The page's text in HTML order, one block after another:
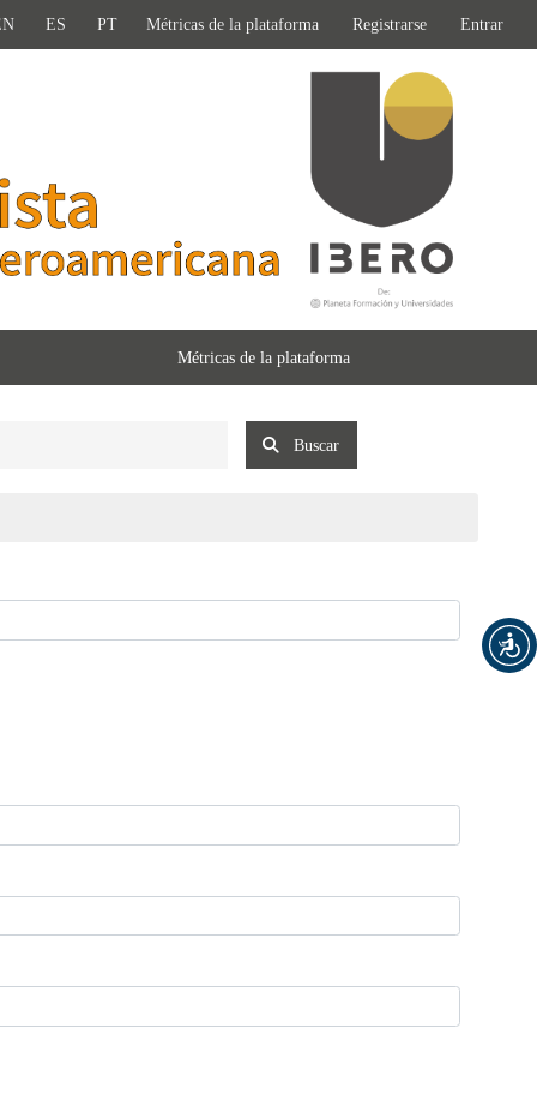
ES PT Métricas de la plataforma Registrarse Entrar
Métricas de la plataforma
Buscar